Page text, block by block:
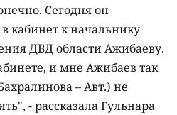
Сегодня он
кабинет к начальнику
ДВД области Ажибаеву.
и мне Ажибаев так
– Авт.) не
- рассказала Гульнара